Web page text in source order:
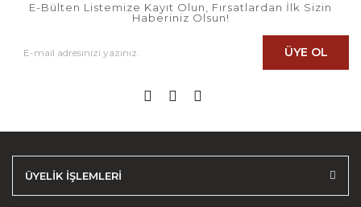
E-Bülten Listemize Kayıt Olun, Fırsatlardan İlk Sizin
Haberiniz Olsun!
ÜYE OL
ÜYELİK İŞLEMLERİ